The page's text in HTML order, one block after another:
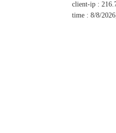
client-ip :
time : 8/8/